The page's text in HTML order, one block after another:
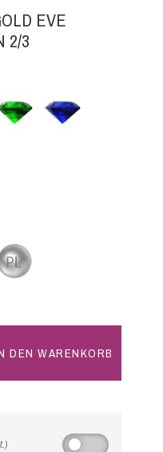
EVE
2/3
Smaragd
Blauer
Saphir
Platin
DEN WARENKORB